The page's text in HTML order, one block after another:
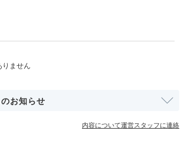
た。浴衣に着替えて、貸切風呂にい
売店・ギフトショップ 卓球台
お知らせ
内容について運営スタッフに連絡